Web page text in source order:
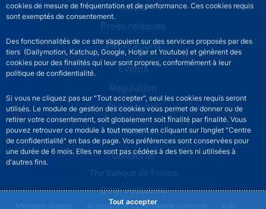
cookies de mesure de fréquentation et de performance. Ces cookies requis
sont exemptés de consentement.
Des fonctionnalités de ce site s’appuient sur des services proposés par des
tiers (Dailymotion, Katchup, Google, Hotjar et Youtube) et génèrent des
cookies pour des finalités qui leur sont propres, conformément à leur
politique de confidentialité.
Si vous ne cliquez pas sur "Tout accepter", seul les cookies requis seront
utilisés. Le module de gestion des cookies vous permet de donner ou de
retirer votre consentement, soit globalement soit finalité par finalité. Vous
pouvez retrouver ce module à tout moment en cliquant sur l’onglet "Centre
de confidentialité" en bas de page. Vos préférences sont conservées pour
une durée de 6 mois. Elles ne sont pas cédées à des tiers ni utilisées à
d'autres fins.
Tout accepter
News
Press releases
Publications
Events
Regulation
Press room
Contact Us
ACPR footer secondary menu (English)
Contact us
The Banque de France
Other institutions
Mentions légales Accessibilité partiellement conforme Aide